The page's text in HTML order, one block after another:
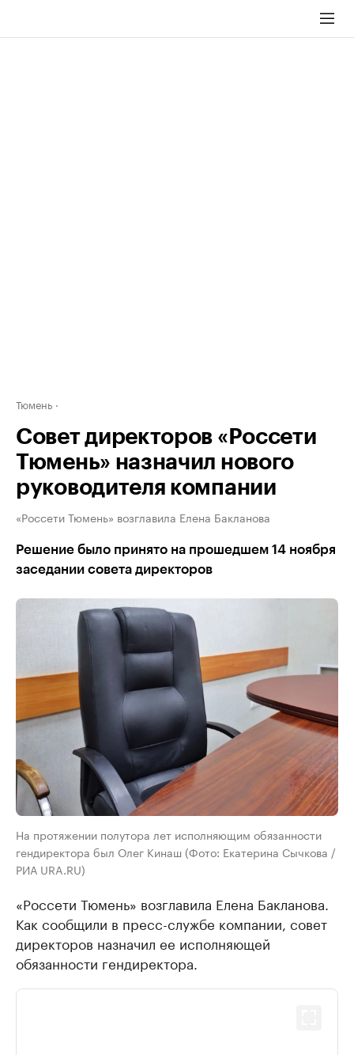
Тюмень
Совет директоров «Россети
Тюмень» назначил нового
руководителя компании
«Россети Тюмень» возглавила Елена Бакланова
Решение было принято на прошедшем 14 ноября
заседании совета директоров
На протяжении полутора лет исполняющим обязанности
гендиректора был Олег Кинаш (Фото: Екатерина Сычкова /
РИА URA.RU)
«Россети Тюмень» возглавила Елена Бакланова.
Как сообщили в пресс-службе компании, совет
директоров назначил ее исполняющей
обязанности гендиректора.